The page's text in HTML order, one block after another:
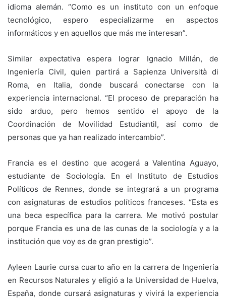
idioma alemán. “Como es un instituto con un enfoque
tecnológico, espero especializarme en aspectos
informáticos y en aquellos que más me interesan”.
Similar expectativa espera lograr Ignacio Millán, de
Ingeniería Civil, quien partirá a Sapienza Università di
Roma, en Italia, donde buscará conectarse con la
experiencia internacional. “El proceso de preparación ha
sido arduo, pero hemos sentido el apoyo de la
Coordinación de Movilidad Estudiantil, así como de
personas que ya han realizado intercambio”.
Francia es el destino que acogerá a Valentina Aguayo,
estudiante de Sociología. En el Instituto de Estudios
Políticos de Rennes, donde se integrará a un programa
con asignaturas de estudios políticos franceses. “Esta es
una beca específica para la carrera. Me motivó postular
porque Francia es una de las cunas de la sociología y a la
institución que voy es de gran prestigio”.
Ayleen Laurie cursa cuarto año en la carrera de Ingeniería
en Recursos Naturales y eligió a la Universidad de Huelva,
España, donde cursará asignaturas y vivirá la experiencia